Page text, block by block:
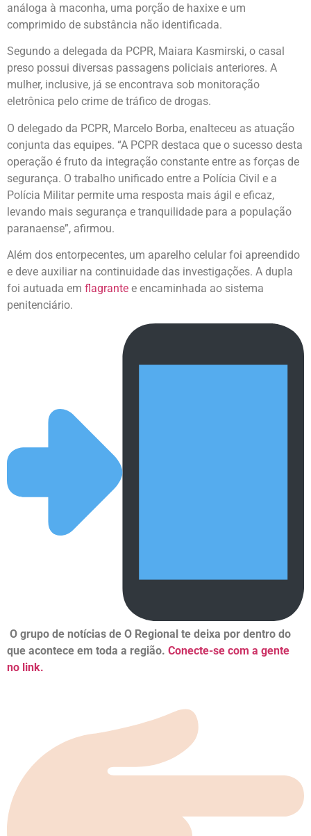
análoga à maconha, uma porção de haxixe e um
comprimido de substância não identificada.
Segundo a delegada da PCPR, Maiara Kasmirski, o casal
preso possui diversas passagens policiais anteriores. A
mulher, inclusive, já se encontrava sob monitoração
eletrônica pelo crime de tráfico de drogas.
O delegado da PCPR, Marcelo Borba, enalteceu as atuação
conjunta das equipes. “A PCPR destaca que o sucesso desta
operação é fruto da integração constante entre as forças de
segurança. O trabalho unificado entre a Polícia Civil e a
Polícia Militar permite uma resposta mais ágil e eficaz,
levando mais segurança e tranquilidade para a população
paranaense”, afirmou.
Além dos entorpecentes, um aparelho celular foi apreendido
e deve auxiliar na continuidade das investigações. A dupla
foi autuada em flagrante e encaminhada ao sistema
penitenciário.
O grupo de notícias de O Regional te deixa por dentro do
que acontece em toda a região. Conecte-se com a gente
no link.